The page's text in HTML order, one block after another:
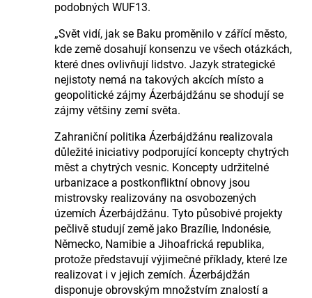
podobných WUF13.
„Svět vidí, jak se Baku proměnilo v zářící město,
kde země dosahují konsenzu ve všech otázkách,
které dnes ovlivňují lidstvo. Jazyk strategické
nejistoty nemá na takových akcích místo a
geopolitické zájmy Ázerbájdžánu se shodují se
zájmy většiny zemí světa.
Zahraniční politika Ázerbájdžánu realizovala
důležité iniciativy podporující koncepty chytrých
měst a chytrých vesnic. Koncepty udržitelné
urbanizace a postkonfliktní obnovy jsou
mistrovsky realizovány na osvobozených
územích Ázerbájdžánu. Tyto působivé projekty
pečlivě studují země jako Brazílie, Indonésie,
Německo, Namibie a Jihoafrická republika,
protože představují výjimečné příklady, které lze
realizovat i v jejich zemích. Ázerbájdžán
disponuje obrovským množstvím znalostí a